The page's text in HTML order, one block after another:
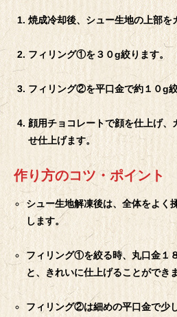
焼成冷却後、シュー生地の上部を
フィリング①を３０g絞ります。
フィリング②を平口金で約１０g絞
顔用チョコレートで顔を仕上げ、
せ仕上げます。
作り方のコツ・ポイント
シュー生地解凍後は、全体をよく
します。
フィリング①を絞る時、丸口金１
と、きれいに仕上げることができ
フィリング②は細めの平口金で少